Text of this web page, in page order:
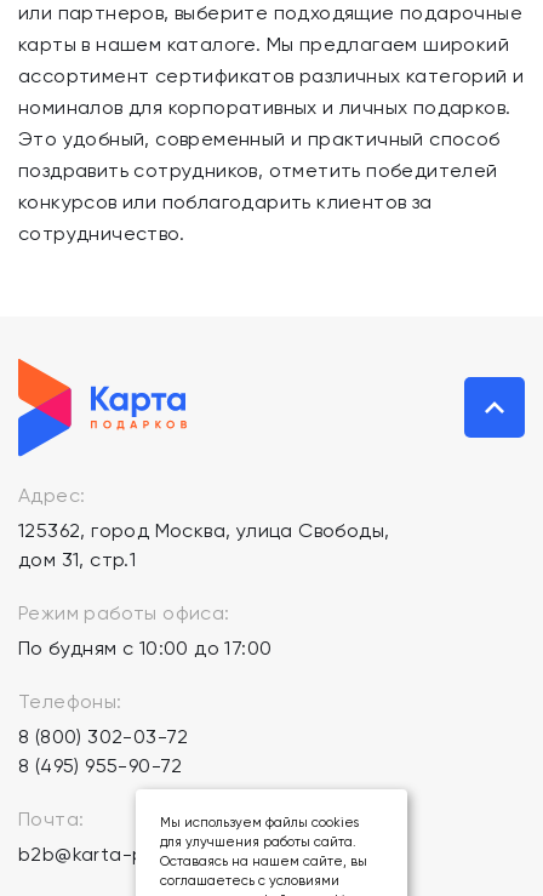
или партнеров, выберите подходящие подарочные
карты в нашем каталоге. Мы предлагаем широкий
ассортимент сертификатов различных категорий и
номиналов для корпоративных и личных подарков.
Это удобный, современный и практичный способ
поздравить сотрудников, отметить победителей
конкурсов или поблагодарить клиентов за
сотрудничество.
Адрес:
125362, город Москва, улица Свободы,
дом 31, стр.1
Режим работы офиса:
По будням с 10:00 до 17:00
Телефоны:
8 (800) 302-03-72
8 (495) 955-90-72
Почта:
b2b@karta-podarkov.ru
Мы используем файлы cookies
для улучшения работы сайта.
Оставаясь на нашем сайте, вы
соглашаетесь с условиями